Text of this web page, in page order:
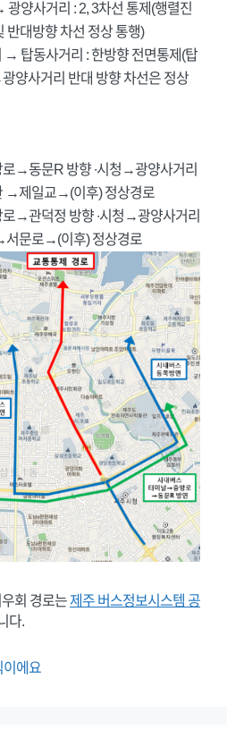
양사거리 : 2, 3차선 통제(행렬진
반대방향 차선 정상 통행)
→ 탑동사거리 : 한방향 전면통제(탑
양사거리 반대 방향 차선은 정상
→동문R 방향 ∙시청→광양사거리
→제일교→(이후) 정상경로
→관덕정 방향 ∙시청→광양사거리
문로→(이후) 정상경로
회 경로는제주 버스정보시스템 공
다.
이에요